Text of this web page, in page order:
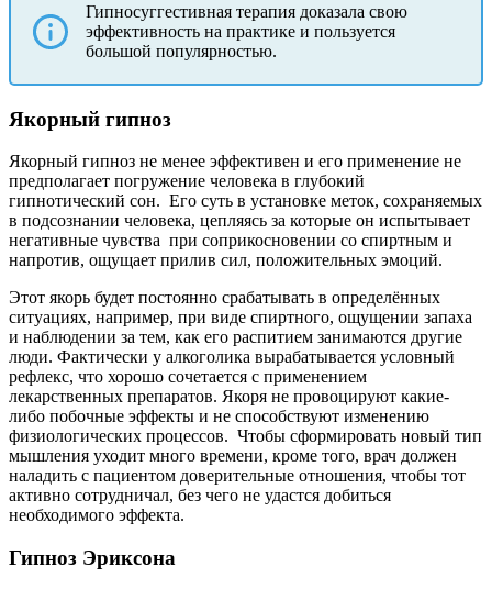
Гипносуггестивная терапия доказала свою
эффективность на практике и пользуется
большой популярностью.
Якорный гипноз
Якорный гипноз не менее эффективен и его применение не
предполагает погружение человека в глубокий
гипнотический сон. Его суть в установке меток, сохраняемых
в подсознании человека, цепляясь за которые он испытывает
негативные чувства при соприкосновении со спиртным и
напротив, ощущает прилив сил, положительных эмоций.
Этот якорь будет постоянно срабатывать в определённых
ситуациях, например, при виде спиртного, ощущении запаха
и наблюдении за тем, как его распитием занимаются другие
люди. Фактически у алкоголика вырабатывается условный
рефлекс, что хорошо сочетается с применением
лекарственных препаратов. Якоря не провоцируют какие-
либо побочные эффекты и не способствуют изменению
физиологических процессов. Чтобы сформировать новый тип
мышления уходит много времени, кроме того, врач должен
наладить с пациентом доверительные отношения, чтобы тот
активно сотрудничал, без чего не удастся добиться
необходимого эффекта.
Гипноз Эриксона